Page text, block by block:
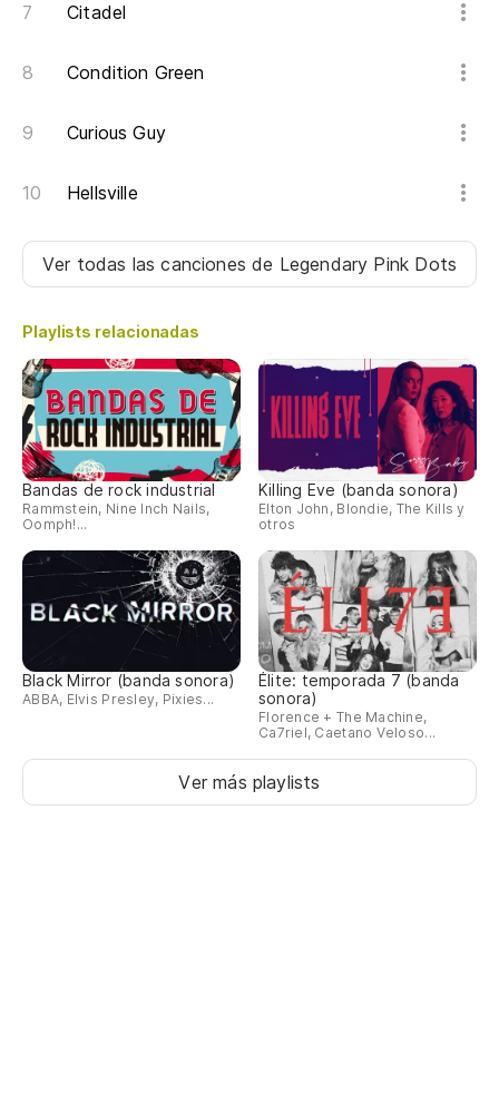
Citadel
Condition Green
Curious Guy
Hellsville
Ver todas las cancionesde Legendary Pink Dots
Playlists relacionadas
Bandas de rock industrial
Rammstein, Nine Inch Nails,
Oomph!...
Killing Eve (banda sonora)
Elton John, Blondie, The Kills y
otros
Black Mirror (banda sonora)
ABBA, Elvis Presley, Pixies...
Élite: temporada 7 (banda
sonora)
Florence + The Machine,
Ca7riel, Caetano Veloso...
Ver más playlists